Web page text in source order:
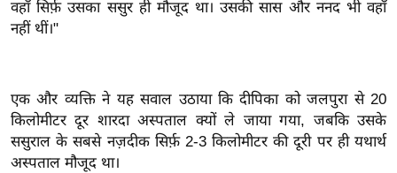
क्षा
a
k
i
वहाँ सिर्फ़ उसका ससुर ही मौजूद था। उसकी सास और ननद भी वहाँ
नहीं थीं।"
एक और व्यक्ति ने यह सवाल उठाया कि दीपिका को जलपुरा से 20
किलोमीटर दूर शारदा अस्पताल क्यों ले जाया गया, जबकि उसके
ससुराल के सबसे नज़दीक सिर्फ़ 2-3 किलोमीटर की दूरी पर ही यथार्थ
अस्पताल मौजूद था।